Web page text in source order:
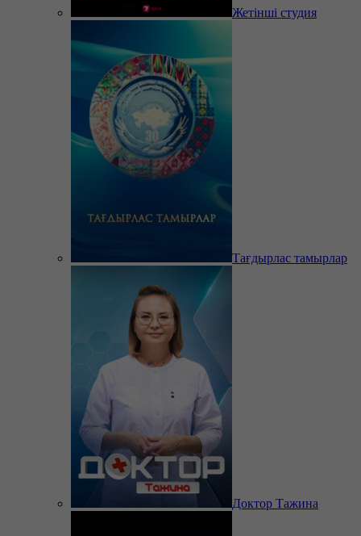
Жетінші студия
Тағдырлас тамырлар
Доктор Тажина